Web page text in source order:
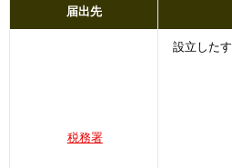
届出先
税務署
設立した